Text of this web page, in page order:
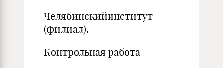
Челябинскийинститут
(филиал).
Контрольная работа